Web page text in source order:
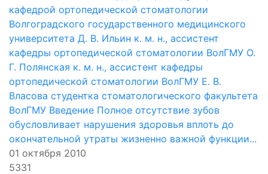
кафедрой ортопедической стоматологии
Волгоградского государственного медицинского
университета Д. В. Ильин к. м. н., ассистент
кафедры ортопедической стоматологии ВолГМУ О.
Г. Полянская к. м. н., ассистент кафедры
ортопедической стоматологии ВолГМУ Е. В.
Власова студентка стоматологического факультета
ВолГМУ Введение Полное отсутствие зубов
обусловливает нарушения здоровья вплоть до
окончательной утраты жизненно важной функции...
01 октября 2010
5331